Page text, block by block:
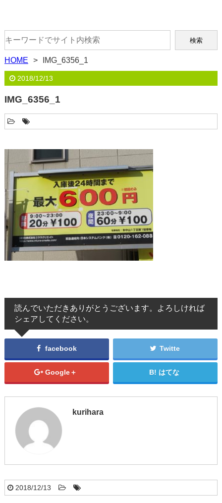
HOME IMG_6356_1
2018/12/13
IMG_6356_1
読んでいただきありがとうございます。よろしければ
シェアしてください。
facebook Twitte
Google＋ はてな
kurihara
2018/12/13